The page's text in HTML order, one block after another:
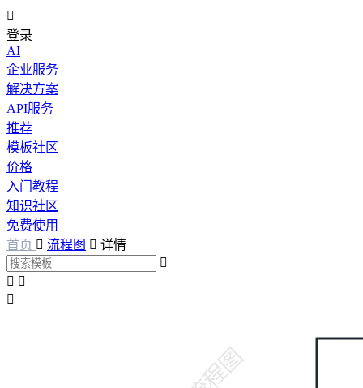

登录
AI
企业服务
解决方案
API服务
推荐
模板社区
价格
入门教程
知识社区
免费使用
首页  流程图  详情

 
